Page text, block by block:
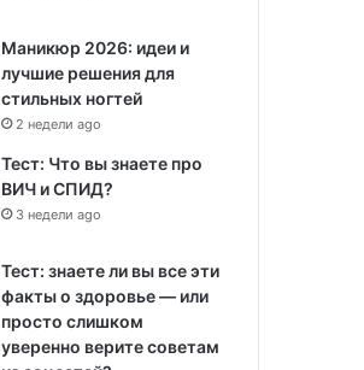
Маникюр 2026: идеи и
лучшие решения для
стильных ногтей
2 недели ago
Тест: Что вы знаете про
ВИЧ и СПИД?
3 недели ago
Тест: знаете ли вы все эти
факты о здоровье — или
просто слишком
уверенно верите советам